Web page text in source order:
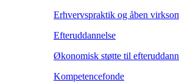
Erhvervspraktik og åben
Efteruddannelse
Økonomisk støtte til
Kompetencefonde